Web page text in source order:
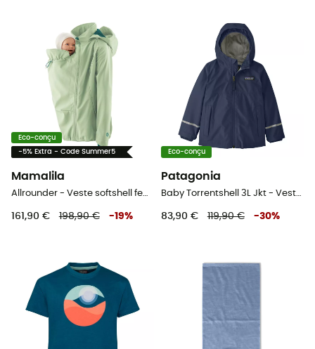
Eco-conçu
-5% Extra - Code Summer5
Mamalila
Allrounder - Veste softshell femme
161,90 € 198,90 € -19%
Eco-conçu
Patagonia
Baby Torrentshell 3L Jkt - Veste hardshell enfant
83,90 € 119,90 € -30%